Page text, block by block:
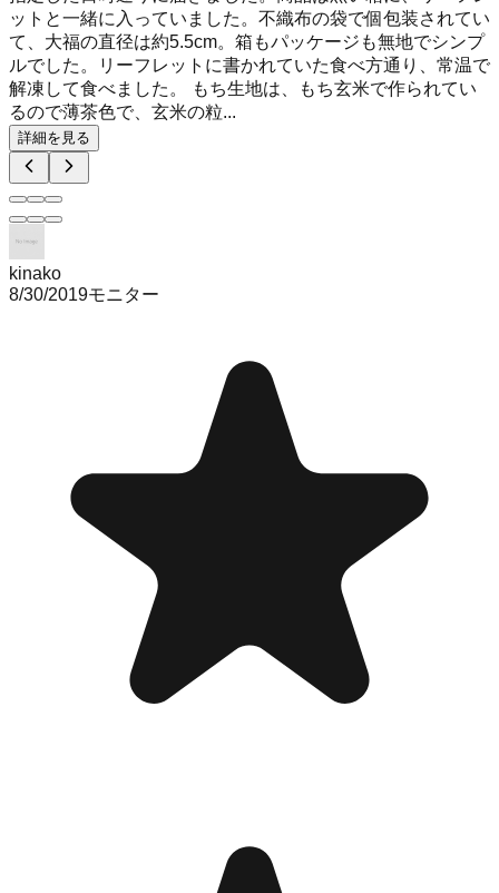
ットと一緒に入っていました。不織布の袋で個包装されてい
て、大福の直径は約5.5cm。箱もパッケージも無地でシンプ
ルでした。リーフレットに書かれていた食べ方通り、常温で
解凍して食べました。 もち生地は、もち玄米で作られてい
るので薄茶色で、玄米の粒...
詳細を見る
kinako
8/30/2019モニター